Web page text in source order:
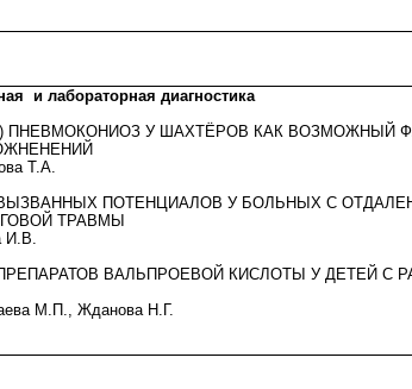
и лабораторная диагностика
ПНЕВМОКОНИОЗ У ШАХТЁРОВ КАК ВОЗМОЖНЫЙ
Т.А.
ПОТЕНЦИАЛОВ У БОЛЬНЫХ С
ТРАВМЫ
И.В.
ВАЛЬПРОЕВОЙ КИСЛОТЫ У ДЕТЕЙ С
М.П., Жданова Н.Г.